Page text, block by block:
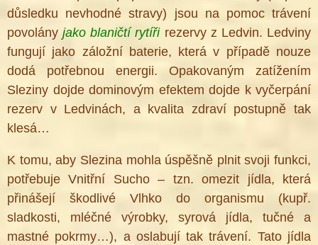
důsledku nevhodné stravy) jsou na pomoc trávení
povolányjako blaničtí rytířirezervy z Ledvin. Ledviny
fungují jako záložní baterie, která v případě nouze
dodá potřebnou energii. Opakovaným zatížením
Sleziny dojde dominovým efektem dojde k vyčerpání
rezerv v Ledvinách, a kvalita zdraví postupně tak
klesá…
K tomu, aby Slezina mohla úspěšně plnit svoji funkci,
potřebuje Vnitřní Sucho – tzn. omezit jídla, která
přinášejí škodlivé Vlhko do organismu (kupř.
sladkosti, mléčné výrobky, syrová jídla, tučné a
mastné pokrmy…), a oslabují tak trávení. Tato jídla